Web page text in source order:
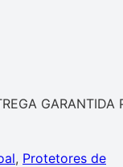
PELO
, Protetores de